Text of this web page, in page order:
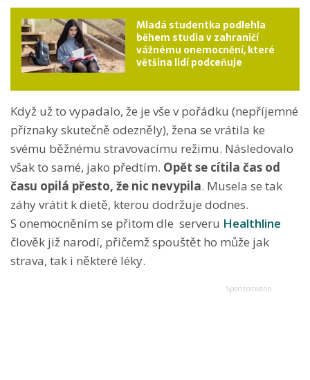
Mladá studentka podlehla
během studia v zahraničí
vážnému onemocnění, které
většina lidí podceňuje
Když už to vypadalo, že je vše v pořádku (nepříjemné
příznaky skutečně odezněly), žena se vrátila ke
svému běžnému stravovacímu režimu. Následovalo
však to samé, jako předtím. Opět se cítila čas od
času opilá přesto, že nic nevypila. Musela se tak
záhy vrátit k dietě, kterou dodržuje dodnes.
S onemocněním se přitom dle serveru Healthline
člověk již narodí, přičemž spouštět ho může jak
strava, tak i některé léky.